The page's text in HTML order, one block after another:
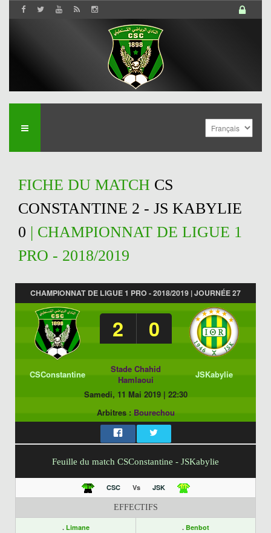
FICHE DU MATCH CS
CONSTANTINE 2 - JS KABYLIE
0 | CHAMPIONNAT DE LIGUE 1
PRO - 2018/2019
CHAMPIONNAT DE LIGUE 1 PRO - 2018/2019 | JOURNÉE 27
2 0
CSConstantine
Stade Chahid
Hamlaoui
JSKabylie
Samedi, 11 Mai 2019| 22:30
Arbitres : Bourechou
Feuille du match CSConstantine - JSKabylie
CSC Vs JSK
EFFECTIFS
. Limane . Benbot